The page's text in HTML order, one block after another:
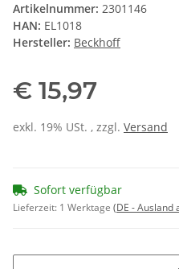
Artikelnummer: 2301146
HAN: EL1018
Hersteller: Beckhoff
€ 15,97
exkl. 19% USt. , zzgl. Versand
Sofort verfügbar
Lieferzeit: 1 Werktage (DE - Ausland